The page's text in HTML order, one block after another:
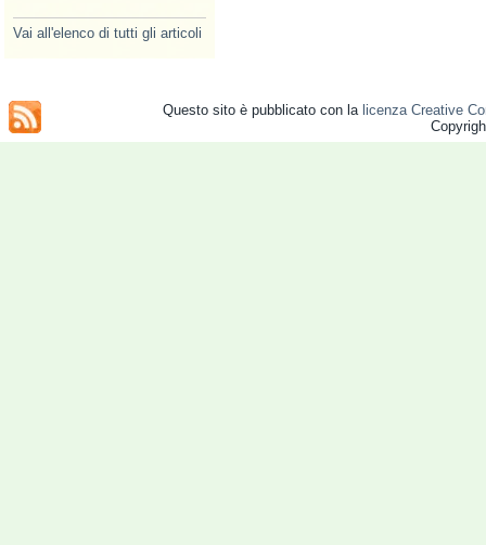
Vai all'elenco di tutti gli articoli
Questo sito è pubblicato con la licenza Creative